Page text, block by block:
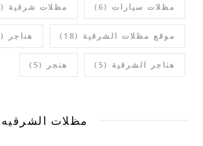
مظلات سيارات (6) مظلات شرقية (5)
موقع مظلات الشرقية (18) هناجر (5)
هناجر الشرقية (5) هنجر (5)
مظلات الشرقيه